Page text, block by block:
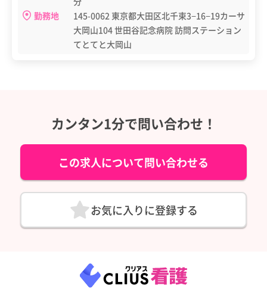
勤務地
145-0062 東京都大田区北千束3−16−19カーサ
大岡山104 世田谷記念病院 訪問ステーション
てとてと大岡山
カンタン1分で問い合わせ！
この求人について問い合わせる
お気に入りに登録する